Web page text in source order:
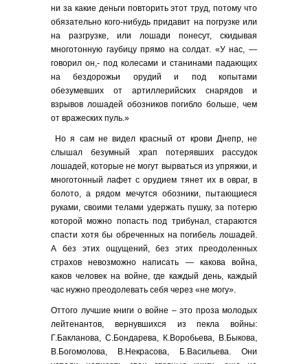
ни за какие деньги повторить этот труд, потому что
обязательно кого-нибудь придавит на погрузке или
на разгрузке, или лошади понесут, скидывая
многотонную гаубицу прямо на солдат. «У нас, —
говорил он,- под колесами и станинами падающих
на бездорожьи орудий и под копытами
обезумевших от артиллерийских снарядов и
взрывов лошадей обозников погибло больше, чем
от вражеских пуль.»
Но я сам не видел красный от крови Днепр, не
слышал безумный храп потерявших рассудок
лошадей, которые не могут вырваться из упряжки, и
многотонный лафет с орудием тянет их в овраг, в
болото, а рядом мечутся обозники, пытающиеся
руками, своими телами удержать пушку, за потерю
которой можно попасть под трибунал, стараются
спасти хотя бы обреченных на погибель лошадей.
А без этих ощущений, без этих преодоленных
страхов невозможно написать — какова война,
каков человек на войне, где каждый день, каждый
час нужно преодолевать себя через «не могу».
Оттого лучшие книги о войне – это проза молодых
лейтенантов, вернувшихся из пекла войны:
Г.Бакланова, С.Бондарева, К.Воробьева, В.Быкова,
В.Богомолова, В.Некрасова, Б.Васильева. Они